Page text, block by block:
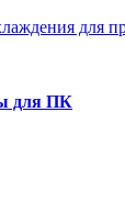
для
для ПК